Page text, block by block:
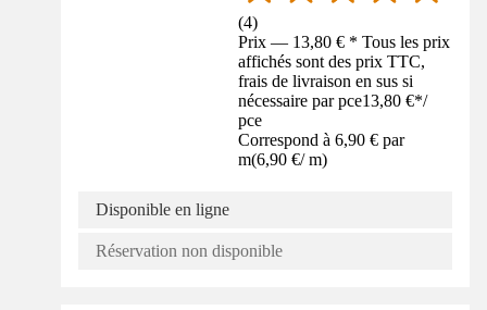
(4)
Prix — 13,80 € * Tous les prix
affichés sont des prix TTC,
frais de livraison en sus si
nécessaire par pce13,80 €*/
pce
Correspond à 6,90 € par
m(6,90 €/ m)
Disponible en ligne
Réservation non disponible